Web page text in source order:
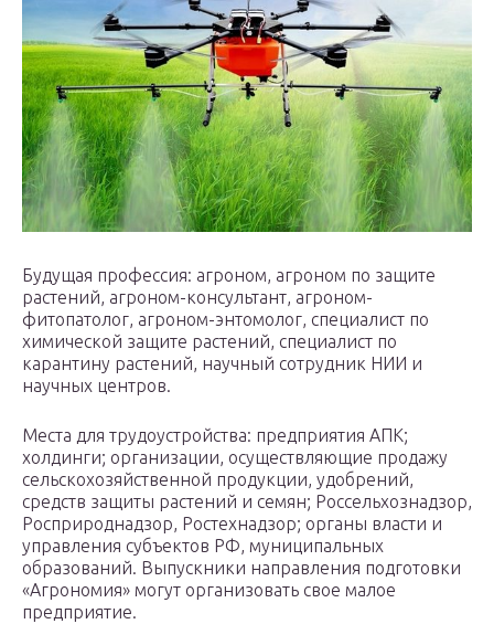
Будущая профессия: агроном, агроном по защите
растений, агроном-консультант, агроном-
фитопатолог, агроном-энтомолог, специалист по
химической защите растений, специалист по
карантину растений, научный сотрудник НИИ и
научных центров.
Места для трудоустройства: предприятия АПК;
холдинги; организации, осуществляющие продажу
сельскохозяйственной продукции, удобрений,
средств защиты растений и семян; Россельхознадзор,
Росприроднадзор, Ростехнадзор; органы власти и
управления субъектов РФ, муниципальных
образований. Выпускники направления подготовки
«Агрономия» могут организовать свое малое
предприятие.